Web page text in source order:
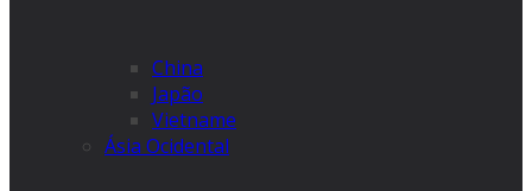
China
Japão
Vietname
Ásia Ocidental